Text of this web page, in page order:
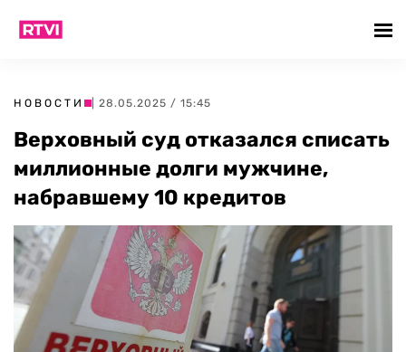
НОВОСТИ | 28.05.2025 / 15:45
Верховный суд отказался списать
миллионные долги мужчине,
набравшему 10 кредитов